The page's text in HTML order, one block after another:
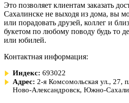
Это позволяет клиентам заказать
Сахалинске не выходя из дома, вы
или порадовать друзей, коллег и
букетом по любому поводу будь то
или юбилей.
Контактная информация:
Индекс: 693022
Адрес: 2-я Комсомольская ул., 27,
Ново-Александровск, Южно-